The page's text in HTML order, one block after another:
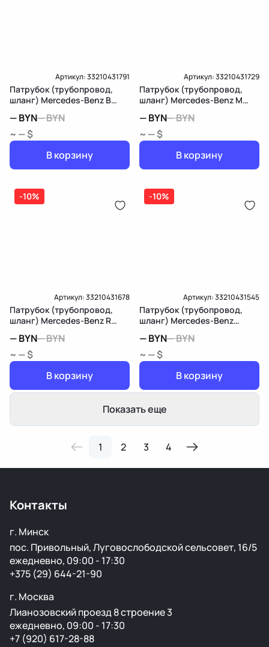
Артикул:33210431791
Патрубок (трубопровод,
шланг) Mercedes-Benz B
—BYN—BYN
~ — $
В корзину
Артикул:33210431729
Патрубок (трубопровод,
шланг) Mercedes-Benz M
—BYN—BYN
~ — $
В корзину
-10%
Артикул:33210431678
Патрубок (трубопровод,
шланг) Mercedes-Benz R
—BYN—BYN
~ — $
В корзину
-10%
Артикул:33210431545
Патрубок (трубопровод,
шланг) Mercedes-Benz
—BYN—BYN
~ — $
В корзину
Показать еще
1 2 3 4
Контакты
г. Минск
пос. Привольный, Луговослободской сельсовет, 16/5
ежедневно, 09:00 - 17:30
+375 (29) 644-21-90
г. Москва
Лианозовский проезд 8 строение 3
ежедневно, 09:00 - 17:30
+7 (920) 617-28-88